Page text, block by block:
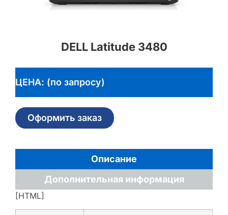
DELL Latitude 3480
ЦЕНА: (по запросу)
Оформить заказ
Описание
Дополнительная информация
[HTML]